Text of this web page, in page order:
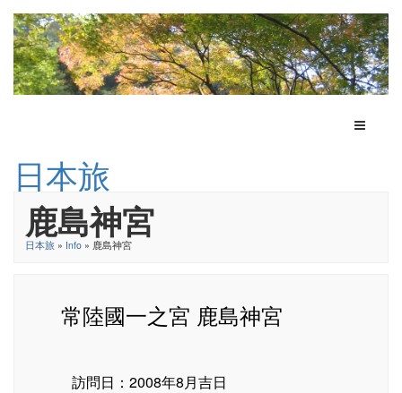
Toggle
日本旅
鹿島神宮
日本旅 » Info » 鹿島神宮
常陸國一之宮 鹿島神宮
訪問日：2008年8月吉日